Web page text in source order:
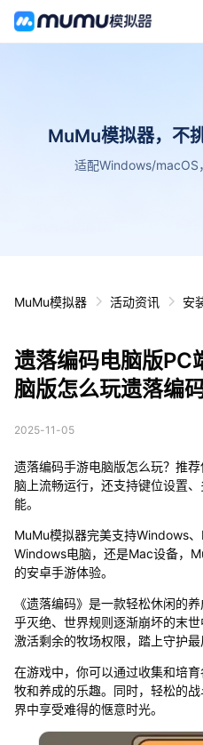
MuMu模拟器，不
适配Windows/macOS
MuMu模拟器 活动资讯 安
遗落编码电脑版PC
脑版怎么玩遗落编
2025-11-05
遗落编码手游电脑版怎么玩？推
脑上流畅运行，还支持键位设置
能。
MuMu模拟器完美支持Windows
Windows电脑，还是Mac设备，
的安卓手游体验。
《遗落编码》是一款轻松休闲的
乎灭绝、世界规则逐渐崩坏的末
激活剩余的牧场权限，踏上守护最
在游戏中，你可以通过收集和培
牧和养成的乐趣。同时，轻松的
界中享受难得的惬意时光。